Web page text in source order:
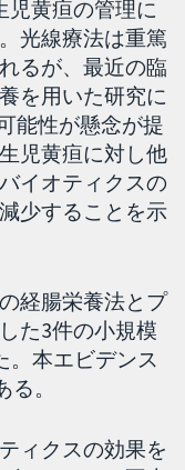
児黄疸の管理に
光線療法は重篤
るが、最近の臨
を用いた研究に
能性が懸念が提
児黄疸に対し他
イオティクスの
少することを示
経腸栄養法とプ
た3件の小規模
。本エビデンス
。
ィクスの効果を